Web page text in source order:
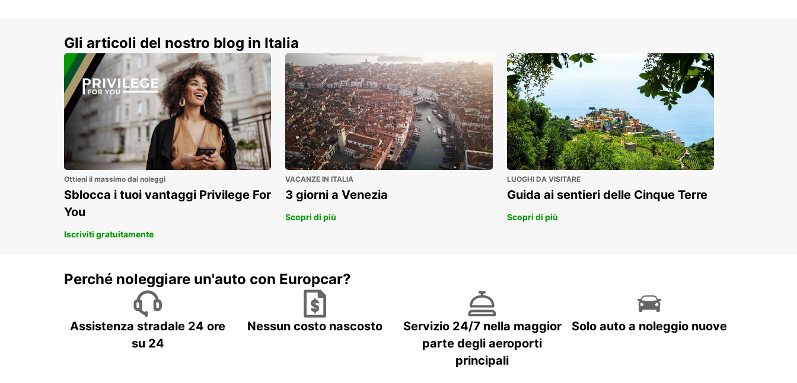
Gli articoli del nostro blog in Italia
Ottieni il massimo dai noleggi
Sblocca i tuoi vantaggi Privilege For
You
Iscriviti gratuitamente
VACANZE IN ITALIA
3 giorni a Venezia
Scopri di più
LUOGHI DA VISITARE
Guida ai sentieri delle Cinque Terre
Scopri di più
Perché noleggiare un'auto con Europcar?
Assistenza stradale 24 ore
su 24
Nessun costo nascosto
Servizio 24/7 nella maggior
parte degli aeroporti
principali
Solo auto a noleggio nuove